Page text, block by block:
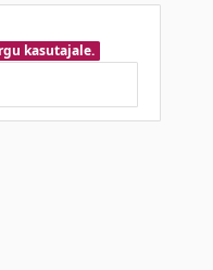
kasutajale.